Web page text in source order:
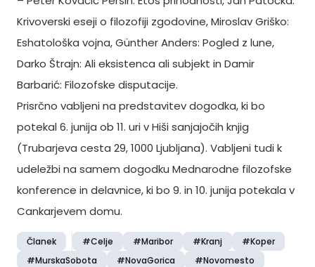
Krivoverski eseji o filozofiji zgodovine, Miroslav Griško:
Eshatološka vojna, Günther Anders: Pogled z lune,
Darko Štrajn: Ali eksistenca ali subjekt in Damir
Barbarić: Filozofske disputacije.
Prisrčno vabljeni na predstavitev dogodka, ki bo
potekal 6. junija ob 11. uri v Hiši sanjajočih knjig
(Trubarjeva cesta 29, 1000 Ljubljana). Vabljeni tudi k
udeležbi na samem dogodku Mednarodne filozofske
konference in delavnice, ki bo 9. in 10. junija potekala v
Cankarjevem domu.
Članek #Celje #Maribor #Kranj
#Koper
#MurskaSobota
#NovaGorica
#Novomesto